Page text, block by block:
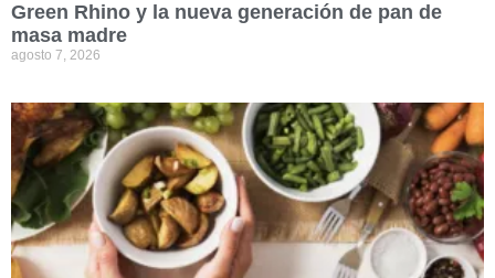
Green Rhino y la nueva generación de pan de
masa madre
agosto 7, 2026